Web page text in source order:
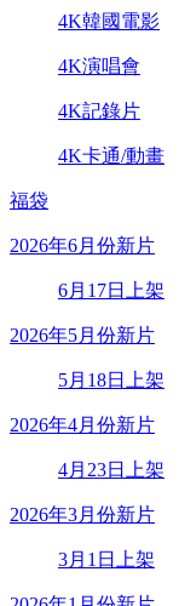
4K韓國電影
4K演唱會
4K記錄片
4K卡通/動畫
福袋
2026年6月份新片
6月17日上架
2026年5月份新片
5月18日上架
2026年4月份新片
4月23日上架
2026年3月份新片
3月1日上架